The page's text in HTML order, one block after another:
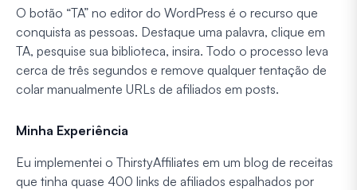
O botão “TA” no editor do WordPress é o recurso que
conquista as pessoas. Destaque uma palavra, clique em
TA, pesquise sua biblioteca, insira. Todo o processo leva
cerca de três segundos e remove qualquer tentação de
colar manualmente URLs de afiliados em posts.
Minha Experiência
Eu implementei o ThirstyAffiliates em um blog de receitas
que tinha quase 400 links de afiliados espalhados por